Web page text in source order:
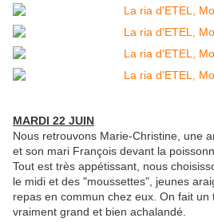
MARDI 22 JUIN
Nous retrouvons Marie-Christine, une
et son mari François devant la
Tout est très appétissant, nous
le midi et des "moussettes", jeunes
repas en commun chez eux. On fait
vraiment grand et bien achalandé.